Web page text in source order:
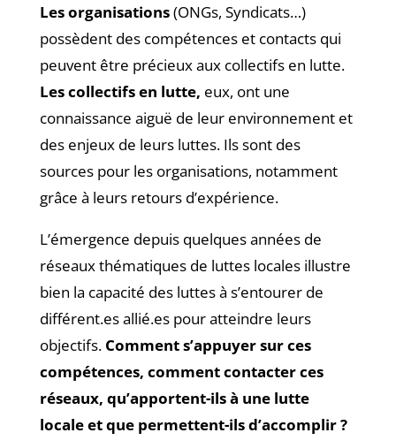
Les organisations(ONGs, Syndicats…)
possèdent des compétences et contacts qui
peuvent être précieux aux collectifs en lutte.
Les collectifs en lutte, eux, ont une
connaissance aiguë de leur environnement et
des enjeux de leurs luttes. Ils sont des
sources pour les organisations, notamment
grâce à leurs retours d’expérience.
L’émergence depuis quelques années de
réseaux thématiques de luttes locales illustre
bien la capacité des luttes à s’entourer de
différent.es allié.es pour atteindre leurs
objectifs. Comment s’appuyer sur ces
compétences, comment contacter ces
réseaux, qu’apportent-ils à une lutte
locale et que permettent-ils d’accomplir ?